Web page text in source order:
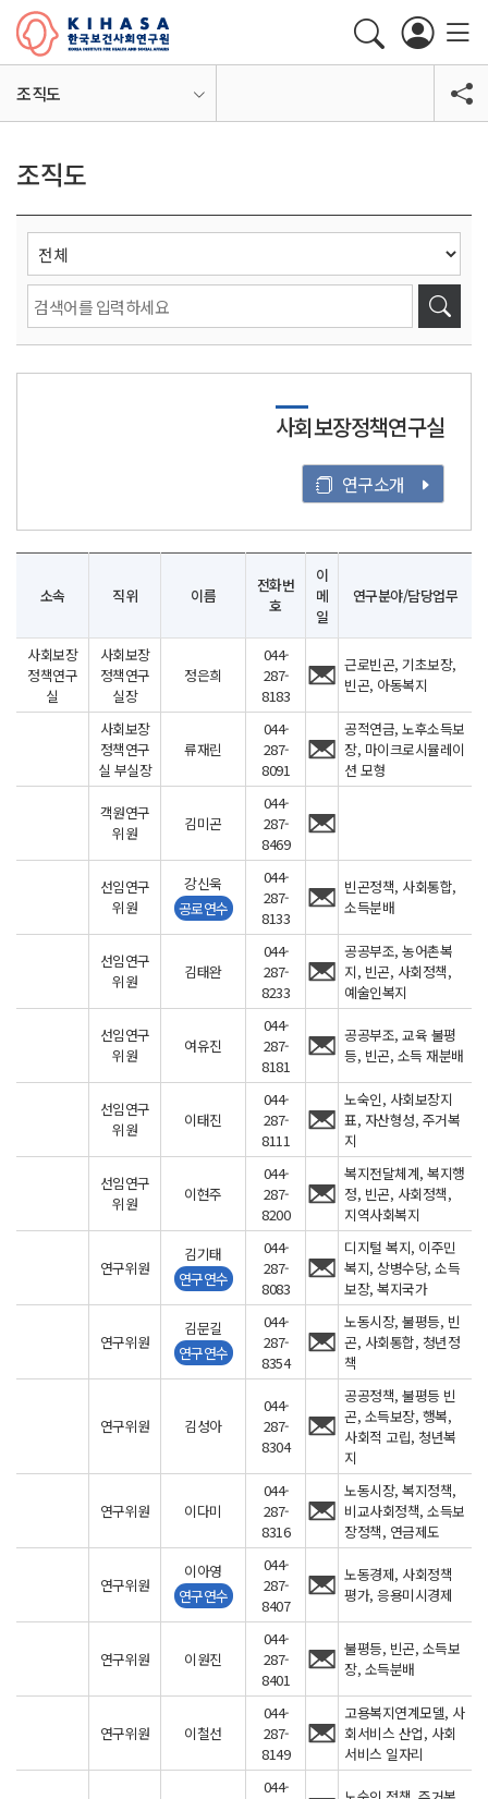
조직도
조직도
사회보장정책연구실
연구소개
사회보장정책연구실
상세
이름,
연구분야/
수
소속 직위 이름
전화번
호
이
메
일
연구분야/담당업무
사회보장
정책연구
실
사회보장
정책연구
실장
정은희
044-
287-
8183
근로빈곤, 기초보장,
빈곤, 아동복지
사회보장
정책연구
실 부실장
류재린
044-
287-
8091
공적연금, 노후소득보
장, 마이크로시뮬레이
션 모형
객원연구
위원
김미곤
044-
287-
8469
선임연구
위원
강신욱
공로연수
044-
287-
8133
빈곤정책, 사회통합,
소득분배
선임연구
위원
김태완
044-
287-
8233
공공부조, 농어촌복
지, 빈곤, 사회정책,
예술인복지
선임연구
위원
여유진
044-
287-
8181
공공부조, 교육 불평
등, 빈곤, 소득 재분배
선임연구
위원
이태진
044-
287-
8111
노숙인, 사회보장지
표, 자산형성, 주거복
지
선임연구
위원
이현주
044-
287-
8200
복지전달체계, 복지행
정, 빈곤, 사회정책,
지역사회복지
연구위원
김기태
연구연수
044-
287-
8083
디지털 복지, 이주민
복지, 상병수당, 소득
보장, 복지국가
연구위원
김문길
연구연수
044-
287-
8354
노동시장, 불평등, 빈
곤, 사회통합, 청년정
책
연구위원 김성아
044-
287-
8304
공공정책, 불평등 빈
곤, 소득보장, 행복,
사회적 고립, 청년복
지
연구위원 이다미
044-
287-
8316
노동시장, 복지정책,
비교사회정책, 소득보
장정책, 연금제도
연구위원
이아영
연구연수
044-
287-
8407
노동경제, 사회정책
평가, 응용미시경제
연구위원 이원진
044-
287-
8401
불평등, 빈곤, 소득보
장, 소득분배
연구위원 이철선
044-
287-
8149
고용복지연계모델, 사
회서비스 산업, 사회
서비스 일자리
044-